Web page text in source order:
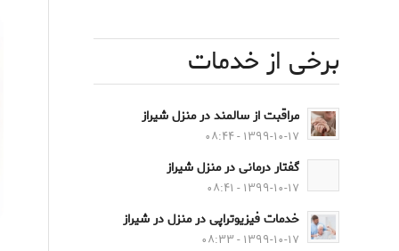
برخی از خدمات
مراقبت از سالمند در منزل شیراز
۱۳۹۹-۱۰-۱۷ - ۰۸:۴۴
گفتار درمانی در منزل شیراز
۱۳۹۹-۱۰-۱۷ - ۰۸:۴۱
خدمات فیزیوتراپی در منزل در شیراز
۱۳۹۹-۱۰-۱۷ - ۰۸:۳۳